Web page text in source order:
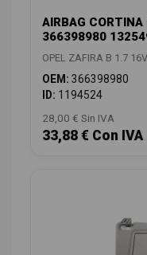
AIRBAG CORTINA
366398980
OPEL ZAFIRA B 1.7
OEM: 366398980
ID: 1194524
28,00 € Sin IVA
33,88 € Con IVA